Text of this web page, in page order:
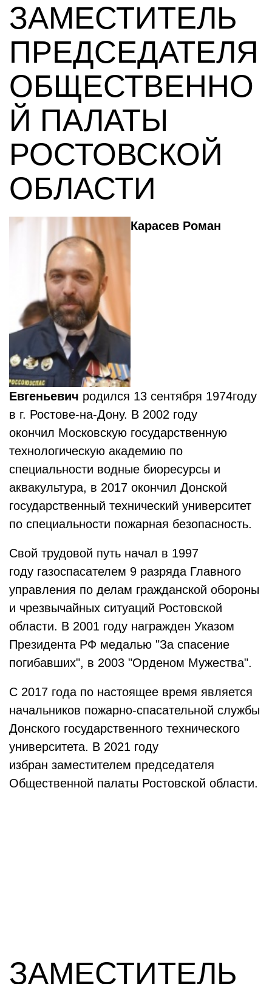
ЗАМЕСТИТЕЛЬ
ПРЕДСЕДАТЕЛЯ
ОБЩЕСТВЕННО
Й ПАЛАТЫ
РОСТОВСКОЙ
ОБЛАСТИ
Карасев Роман
Евгеньевич родился 13 сентября 1974году
в г. Ростове-на-Дону. В 2002 году
окончил Московскую государственную
технологическую академию по
специальности водные биоресурсы и
аквакультура, в 2017 окончил Донской
государственный технический университет
по специальности пожарная безопасность.
Свой трудовой путь начал в 1997
году газоспасателем 9 разряда Главного
управления по делам гражданской обороны
и чрезвычайных ситуаций Ростовской
области. В 2001 году награжден Указом
Президента РФ медалью "За спасение
погибавших", в 2003 "Орденом Мужества".
C 2017 года по настоящее время является
начальников пожарно-спасательной службы
Донского государственного технического
университета. В 2021 году
избран заместителем председателя
Общественной палаты Ростовской области.
ЗАМЕСТИТЕЛЬ